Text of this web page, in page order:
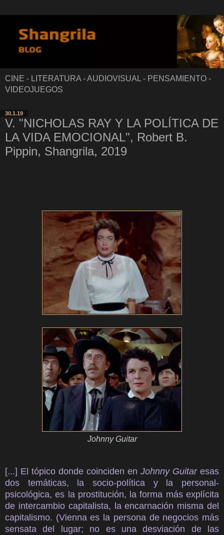
CINE - LITERATURA - AUDIOVISUAL - PENSAMIENTO -
VIDEOJUEGOS
30.1.19
V. "NICHOLAS RAY Y LA POLÍTICA DE
LA VIDA EMOCIONAL", Robert B.
Pippin, Shangrila, 2019
Johnny Guitar
[...] El tópico donde coinciden en Johnny Guitaresas
dos temáticas, la socio-política y la personal-
psicológica, es la prostitución, la forma más explícita
de intercambio capitalista, la encarnación misma del
capitalismo. (Vienna es la persona de negocios más
sensata del lugar; no es una desviación de las